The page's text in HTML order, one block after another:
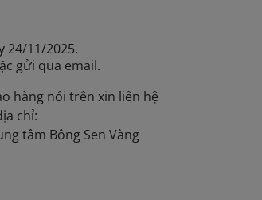
24/11/2025.
gửi qua email.
hàng nói trên xin liên hệ
chỉ:
tâm Bông Sen Vàng